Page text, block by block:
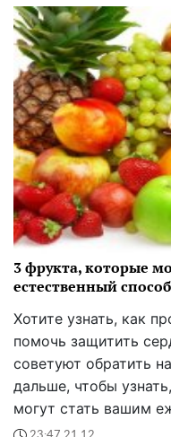
3 фрукта, которые
естественный
Хотите узнать, как
помочь защитить
советуют обратить
дальше, чтобы
могут стать вашим